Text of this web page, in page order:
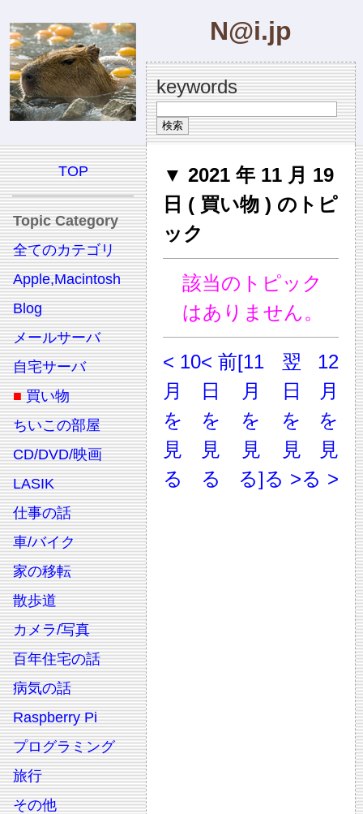
N@i.jp
keywords
TOP
Topic Category
全てのカテゴリ
Apple,Macintosh
Blog
メールサーバ
自宅サーバ
■ 買い物
ちいこの部屋
CD/DVD/映画
LASIK
仕事の話
車/バイク
家の移転
散歩道
カメラ/写真
百年住宅の話
病気の話
Raspberry Pi
プログラミング
旅行
その他
▼ 2021 年 11 月 19
日 ( 買い物 ) のトピ
ック
該当のトピック
はありません。
< 10
月
を
見
る
< 前
日
を
見
る
[11
月
を
見
る]
翌
日
を
見
る >
12
月
を
見
る >